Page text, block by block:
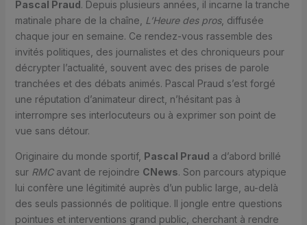
Pascal Praud. Depuis plusieurs années, il incarne la tranche
matinale phare de la chaîne, L’Heure des pros, diffusée
chaque jour en semaine. Ce rendez-vous rassemble des
invités politiques, des journalistes et des chroniqueurs pour
décrypter l’actualité, souvent avec des prises de parole
tranchées et des débats animés. Pascal Praud s’est forgé
une réputation d’animateur direct, n’hésitant pas à
interrompre ses interlocuteurs ou à exprimer son point de
vue sans détour.
Originaire du monde sportif, Pascal Praud a d’abord brillé
sur RMCavant de rejoindre CNews. Son parcours atypique
lui confère une légitimité auprès d’un public large, au-delà
des seuls passionnés de politique. Il jongle entre questions
pointues et interventions grand public, cherchant à rendre